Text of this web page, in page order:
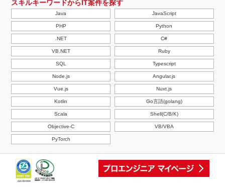
スキルキーワードからIT案件を探す
Java JavaScript
PHP Python
.NET C#
VB.NET Ruby
SQL Typescript
Node.js Angular.js
Vue.js Nuxt.js
Kotlin Go言語(golang)
Scala Shell(C/B/K)
Objective-C VB/VBA
PyTorch